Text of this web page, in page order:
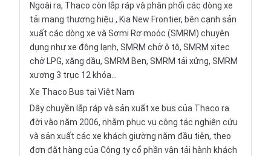
Ngoài ra, Thaco còn lắp ráp và phân phối các dòng xe
tải mang thương hiệu , Kia New Frontier, bên cạnh sản
xuất các dòng xe và Sơmi Rơ moóc (SMRM) chuyên
dụng như xe đông lạnh, SMRM chở ô tô, SMRM xitec
chở LPG, xăng dầu, SMRM Ben, SMRM tải xửng, SMRM
xương 3 trục 12 khóa…
Xe Thaco Bus tại Việt Nam
Dây chuyền lắp ráp và sản xuất xe bus của Thaco ra
đời vào năm 2006, nhằm phục vụ công tác nghiên cứu
và sản xuất các xe khách giường nằm đầu tiên, theo
đơn đặt hàng của Công ty cổ phần vận tải hành khách